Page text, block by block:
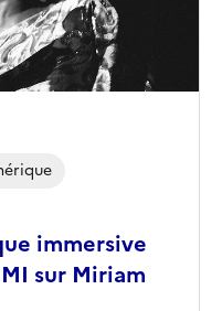
immersive
sur Miriam